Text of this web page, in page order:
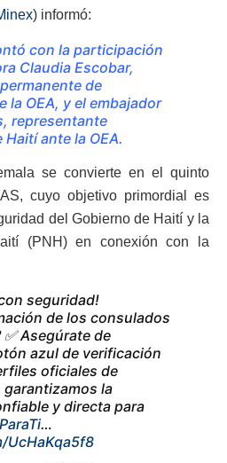
) informó:
con la participación
Claudia Escobar,
de
la OEA, y el embajador
representante
ante la OEA.
se convierte en el quinto
cuyo objetivo primordial es
del Gobierno de Haití y la
(PNH) en conexión con la
seguridad!
de los consulados
Asegúrate de
azul de verificación
oficiales de
garantizamos la
y directa para
…
UcHaKqa5f8